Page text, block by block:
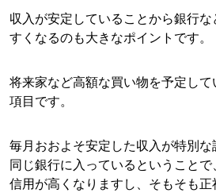
収入が安定していることから銀行
すくなるのも大きなポイントです。
将来家など高額な買い物を予定し
項目です。
毎月おおよそ安定した収入が特別
同じ銀行に入っているということ
信用が高くなりますし、そもそも